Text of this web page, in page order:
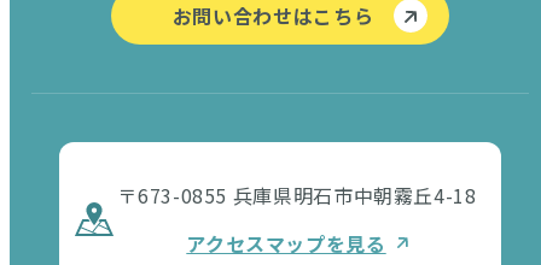
お問い合わせはこちら
〒673-0855 兵庫県明石市中朝霧丘4-18
アクセスマップを見る